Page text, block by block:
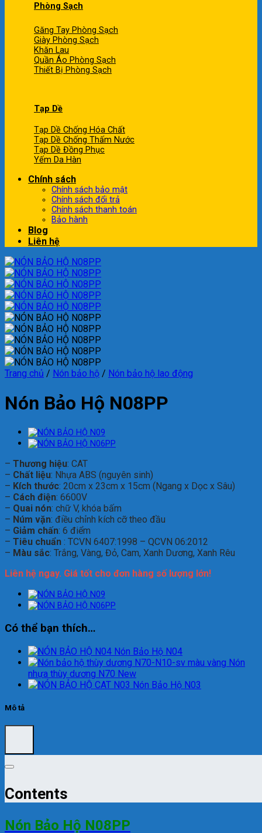
Phòng Sạch
Găng Tay Phòng Sạch
Giày Phòng Sạch
Khăn Lau
Quần Áo Phòng Sạch
Thiết Bị Phòng Sạch
Tạp Dề
Tạp Dề Chống Hóa Chất
Tạp Dề Chống Thấm Nước
Tạp Dề Đồng Phục
Yếm Da Hàn
Chính sách
Chính sách bảo mật
Chính sách đổi trả
Chính sách thanh toán
Bảo hành
Blog
Liên hệ
Trang chủ / Nón bảo hộ / Nón bảo hộ lao động
Nón Bảo Hộ N08PP
– Thương hiệu: CAT
– Chất liệu: Nhựa ABS (nguyên sinh)
– Kích thước: 20cm x 23cm x 15cm (Ngang x Dọc x Sâu)
– Cách điện: 6600V
– Quai nón: chữ V, khóa bấm
– Núm vặn: điều chỉnh kích cỡ theo đầu
– Giảm chấn: 6 điểm
– Tiêu chuẩn : TCVN 6407:1998 – QCVN 06:2012
– Màu sắc: Trắng, Vàng, Đỏ, Cam, Xanh Dương, Xanh Rêu
Liên hệ ngay. Giá tốt cho đơn hàng số lượng lớn!
Có thể bạn thích…
Nón Bảo Hộ N04
Nón
nhựa thùy dương N70 New
Nón Bảo Hộ N03
Mô tả
Contents
Nón Bảo Hộ N08PP